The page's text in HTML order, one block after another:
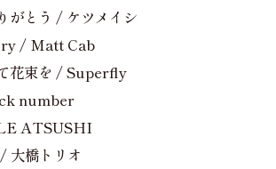
がとう / ケツメイシ
/ Matt Cab
花束を / Superfly
number
ATSUSHI
大橋トリオ